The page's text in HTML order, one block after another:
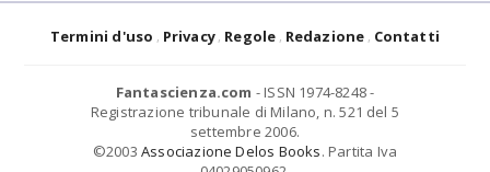
Termini d'uso Privacy Regole Redazione Contatti
Fantascienza.com - ISSN 1974-8248 -
Registrazione tribunale di Milano, n. 521 del 5
settembre 2006.
©2003 Associazione Delos Books. Partita Iva